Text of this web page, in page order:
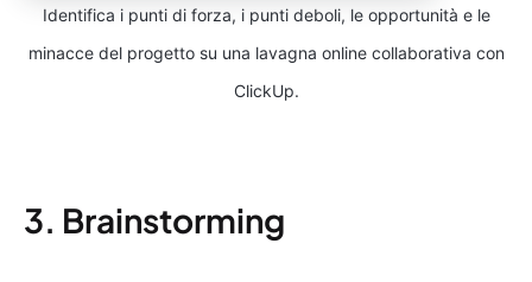
Identifica i punti di forza, i punti deboli, le opportunità e le
minacce del progetto su una lavagna online collaborativa con
ClickUp.
3. Brainstorming